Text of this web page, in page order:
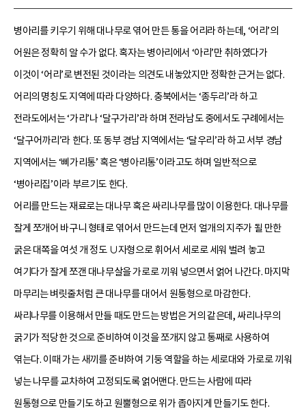
병아리를 키우기 위해 대나무로 엮어 만든 통을 어리라 하는데, ‘어리’의
어원은 정확히 알 수가 없다. 혹자는 병아리에서 ‘아리’만 취하였다가
이것이 ‘어리’로 변전된 것이라는 의견도 내놓았지만 정확한 근거는 없다.
어리의 명칭도 지역에 따라 다양하다. 충북에서는 ‘종두리’라 하고
전라도에서는 ‘가리’나 ‘달구가리’라 하며 전라남도 중에서도 구례에서는
‘달구어까리’라 한다. 또 동부 경남 지역에서는 ‘달우리’라 하고 서부 경남
지역에서는 ‘삐가리통’ 혹은 ‘병아리통’이라고도 하며 일반적으로
‘병아리집’이라 부르기도 한다.
어리를 만드는 재료로는 대나무 혹은 싸리나무를 많이 이용한다. 대나무를
잘게 쪼개어 바구니 형태로 엮어서 만드는데 먼저 얼개의 지주가 될 만한
굵은 대쪽을 여섯 개 정도 ∪자형으로 휘어서 세로로 세워 벌려 놓고
여기다가 잘게 쪼갠 대나무살을 가로로 끼워 넣으면서 얽어 나간다. 마지막
마무리는 벼릿줄처럼 큰 대나무를 대어서 원통형으로 마감한다.
싸리나무를 이용해서 만들 때도 만드는 방법은 거의 같은데, 싸리나무의
굵기가 적당한 것으로 준비하여 이것을 쪼개지 않고 통째로 사용하여
엮는다. 이때 가는 새끼를 준비하여 기둥 역할을 하는 세로대와 가로로 끼워
넣는 나무를 교차하여 고정되도록 얽어맨다. 만드는 사람에 따라
원통형으로 만들기도 하고 원뿔형으로 위가 좁아지게 만들기도 한다.